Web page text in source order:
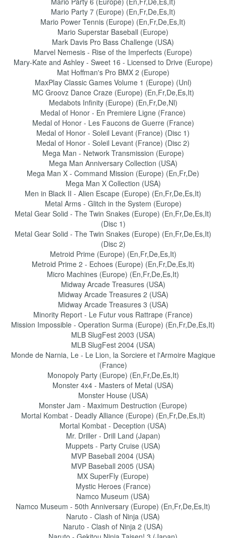
Mario Party 7 (Europe) (En,Fr,De,Es,It)
Mario Power Tennis (Europe) (En,Fr,De,Es,It)
Mario Superstar Baseball (Europe)
Mark Davis Pro Bass Challenge (USA)
Marvel Nemesis - Rise of the Imperfects (Europe)
Mary-Kate and Ashley - Sweet 16 - Licensed to Drive (Europe)
Mat Hoffman's Pro BMX 2 (Europe)
MaxPlay Classic Games Volume 1 (Europe) (Unl)
MC Groovz Dance Craze (Europe) (En,Fr,De,Es,It)
Medabots Infinity (Europe) (En,Fr,De,Nl)
Medal of Honor - En Premiere Ligne (France)
Medal of Honor - Les Faucons de Guerre (France)
Medal of Honor - Soleil Levant (France) (Disc 1)
Medal of Honor - Soleil Levant (France) (Disc 2)
Mega Man - Network Transmission (Europe)
Mega Man Anniversary Collection (USA)
Mega Man X - Command Mission (Europe) (En,Fr,De)
Mega Man X Collection (USA)
Men in Black II - Alien Escape (Europe) (En,Fr,De,Es,It)
Metal Arms - Glitch in the System (Europe)
Metal Gear Solid - The Twin Snakes (Europe) (En,Fr,De,Es,It)
(Disc 1)
Metal Gear Solid - The Twin Snakes (Europe) (En,Fr,De,Es,It)
(Disc 2)
Metroid Prime (Europe) (En,Fr,De,Es,It)
Metroid Prime 2 - Echoes (Europe) (En,Fr,De,Es,It)
Micro Machines (Europe) (En,Fr,De,Es,It)
Midway Arcade Treasures (USA)
Midway Arcade Treasures 2 (USA)
Midway Arcade Treasures 3 (USA)
Minority Report - Le Futur vous Rattrape (France)
Mission Impossible - Operation Surma (Europe) (En,Fr,De,Es,It)
MLB SlugFest 2003 (USA)
MLB SlugFest 2004 (USA)
Monde de Narnia, Le - Le Lion, la Sorciere et l'Armoire Magique
(France)
Monopoly Party (Europe) (En,Fr,De,Es,It)
Monster 4x4 - Masters of Metal (USA)
Monster House (USA)
Monster Jam - Maximum Destruction (Europe)
Mortal Kombat - Deadly Alliance (Europe) (En,Fr,De,Es,It)
Mortal Kombat - Deception (USA)
Mr. Driller - Drill Land (Japan)
Muppets - Party Cruise (USA)
MVP Baseball 2004 (USA)
MVP Baseball 2005 (USA)
MX SuperFly (Europe)
Mystic Heroes (France)
Namco Museum (USA)
Namco Museum - 50th Anniversary (Europe) (En,Fr,De,Es,It)
Naruto - Clash of Ninja (USA)
Naruto - Clash of Ninja 2 (USA)